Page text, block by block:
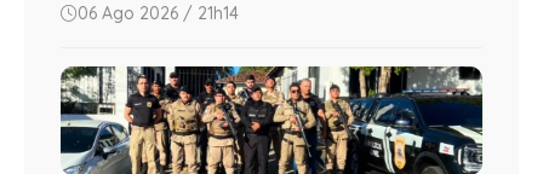
06 Ago 2026 / 21h14